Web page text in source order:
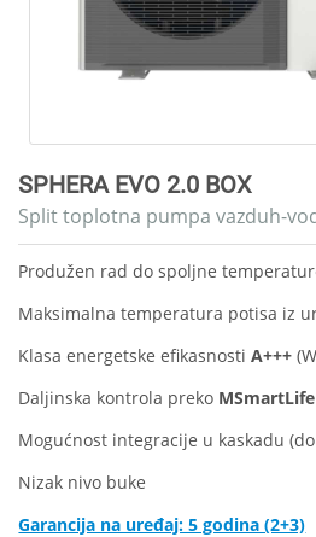
SPHERA EVO 2.0 BOX
Split toplotna pumpa vazduh-
Produžen rad do spoljne
Maksimalna temperatura potisa iz
Klasa energetske efikasnostiA+++
Daljinska kontrola preko MSmartLife
Mogućnost integracije u kaskadu
Nizak nivo buke
Garancija na uređaj: 5 godina (2+3)